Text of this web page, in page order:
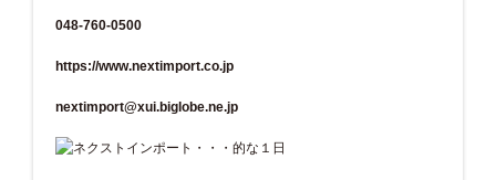
048-760-0500
https://www.nextimport.co.jp
nextimport@xui.biglobe.ne.jp